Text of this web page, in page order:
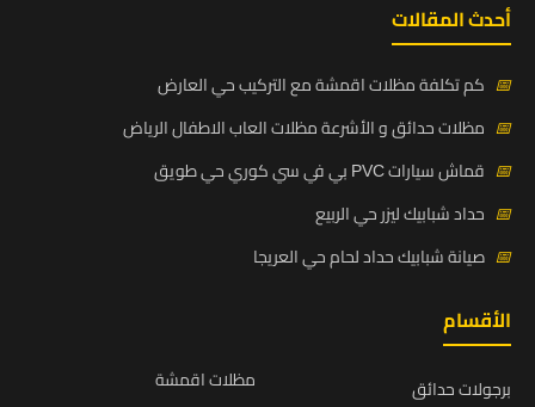
أحدث المقالات
📅 كم تكلفة مظلات اقمشة مع التركيب حي العارض
📅 مظلات حدائق و الأشرعة مظلات العاب الاطفال الرياض
📅 قماش سيارات PVC بي في سي كوري حي طويق
📅 حداد شبابيك ليزر حي الربيع
📅 صيانة شبابيك حداد لحام حي العريجا
الأقسام
برجولات حدائق
مظلات اقمشة